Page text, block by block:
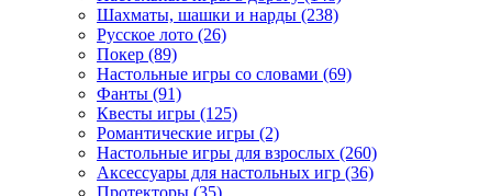
Шахматы, шашки и нарды (238)
Русское лото (26)
Покер (89)
Настольные игры со словами (69)
Фанты (91)
Квесты игры (125)
Романтические игры (2)
Настольные игры для взрослых (260)
Аксессуары для настольных игр (36)